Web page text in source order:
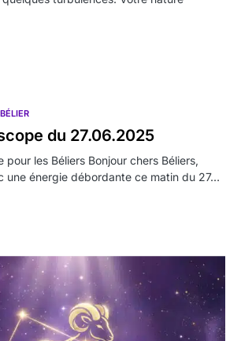
du 27.06.2025
pour les Béliers Bonjour chers Béliers,
une énergie débordante ce matin du 27…